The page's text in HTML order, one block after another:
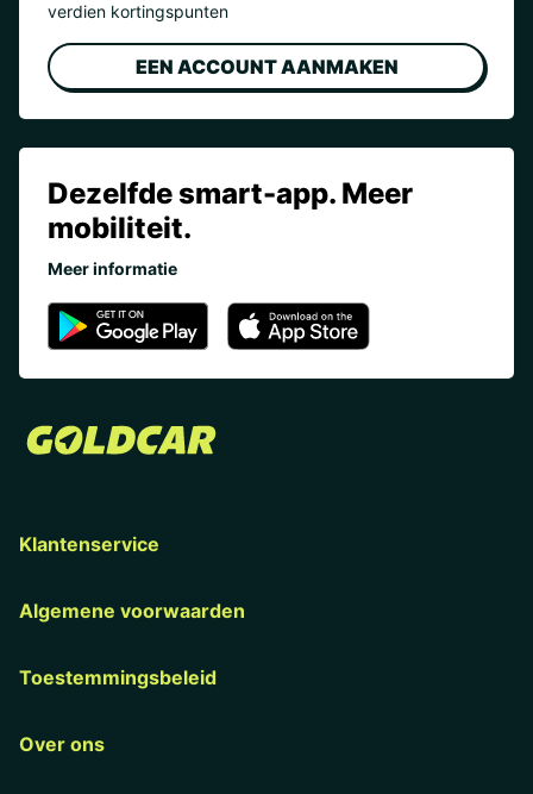
verdien kortingspunten
EEN ACCOUNT AANMAKEN
Dezelfde smart-app. Meer
mobiliteit.
Meer informatie
Klantenservice
Algemene voorwaarden
Toestemmingsbeleid
Over ons